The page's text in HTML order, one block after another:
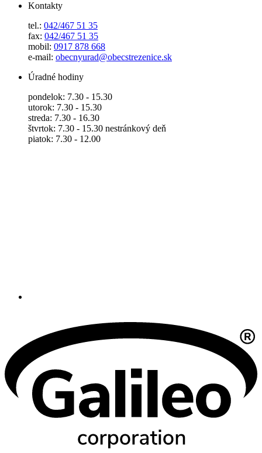
Kontakty
tel.: 042/467 51 35
fax: 042/467 51 35
mobil: 0917 878 668
e-mail: obecnyurad@obecstrezenice.sk
Úradné hodiny
pondelok: 7.30 - 15.30
utorok: 7.30 - 15.30
streda: 7.30 - 16.30
štvrtok: 7.30 - 15.30 nestránkový deň
piatok: 7.30 - 12.00